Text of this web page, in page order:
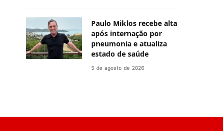
Paulo Miklos recebe alta
após internação por
pneumonia e atualiza
estado de saúde
5 de agosto de 2026